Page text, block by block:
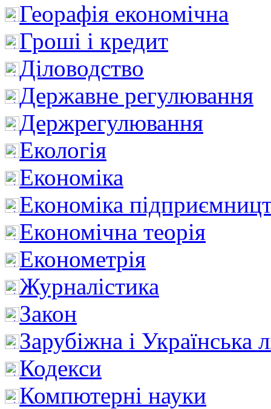
Георафія економічна
Гроші і кредит
Діловодство
Державне регулювання
Держрегулювання
Екологія
Економіка
Економіка
Економічна теорія
Економетрія
Журналістика
Закон
Зарубіжна і Українська
Кодекси
Компютерні науки